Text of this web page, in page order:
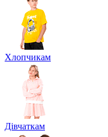
Хлопчикам
Дівчаткам